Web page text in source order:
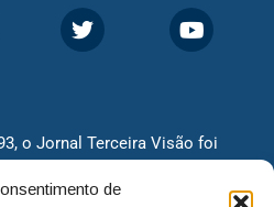
de
o Jornal Terceira Visão foi
naquela época só existiam